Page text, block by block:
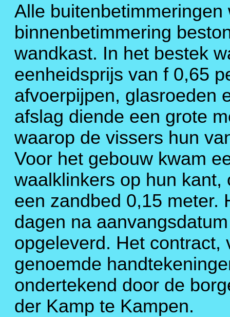
Alle
binnenbetimmering
wandkast. In het bestek
eenheidsprijs van f 0,65
afvoerpijpen, glasroeden
afslag diende een grote
waarop de vissers hun
Voor het gebouw kwam
waalklinkers op hun
een zandbed 0,15 meter.
dagen na
opgeleverd. Het contract,
genoemde
ondertekend door de
der Kamp te Kampen.